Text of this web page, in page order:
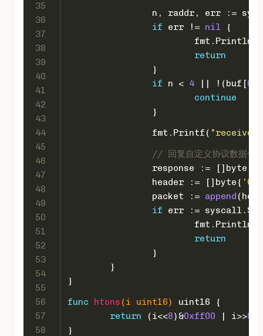
35
36
37
38
39
40
41
42
43
44
45
46
47
48
49
50
51
52
53
54
55
56
57
58
n, raddr, err :=
if err != nil {
			fmt.Println(
return
		}
if n < 4 || !(buf[0
continue
		}
		fmt.Printf(
"received
// 回复自定义协议数据包
		response := []
byte
		header := []
byte { 'C'
		packet :=
append
if err :=
			fmt.Println(
return
		}
	}
}
func
htons (i uint16) uint16 {
return (i<<8)&0xff00 | i>>8
}